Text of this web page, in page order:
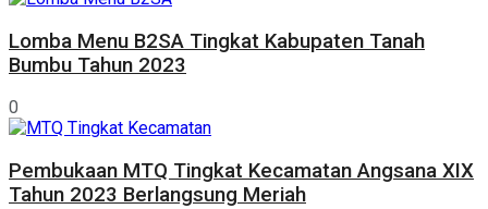
Lomba Menu B2SA Tingkat Kabupaten Tanah
Bumbu Tahun 2023
0
Pembukaan MTQ Tingkat Kecamatan Angsana XIX
Tahun 2023 Berlangsung Meriah